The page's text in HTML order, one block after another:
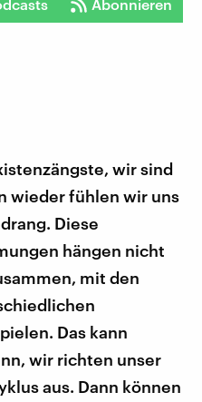
Abonnieren
wir sind
wieder fühlen wir uns
Diese
hängen nicht
mit den
Das kann
wir richten unser
aus. Dann können